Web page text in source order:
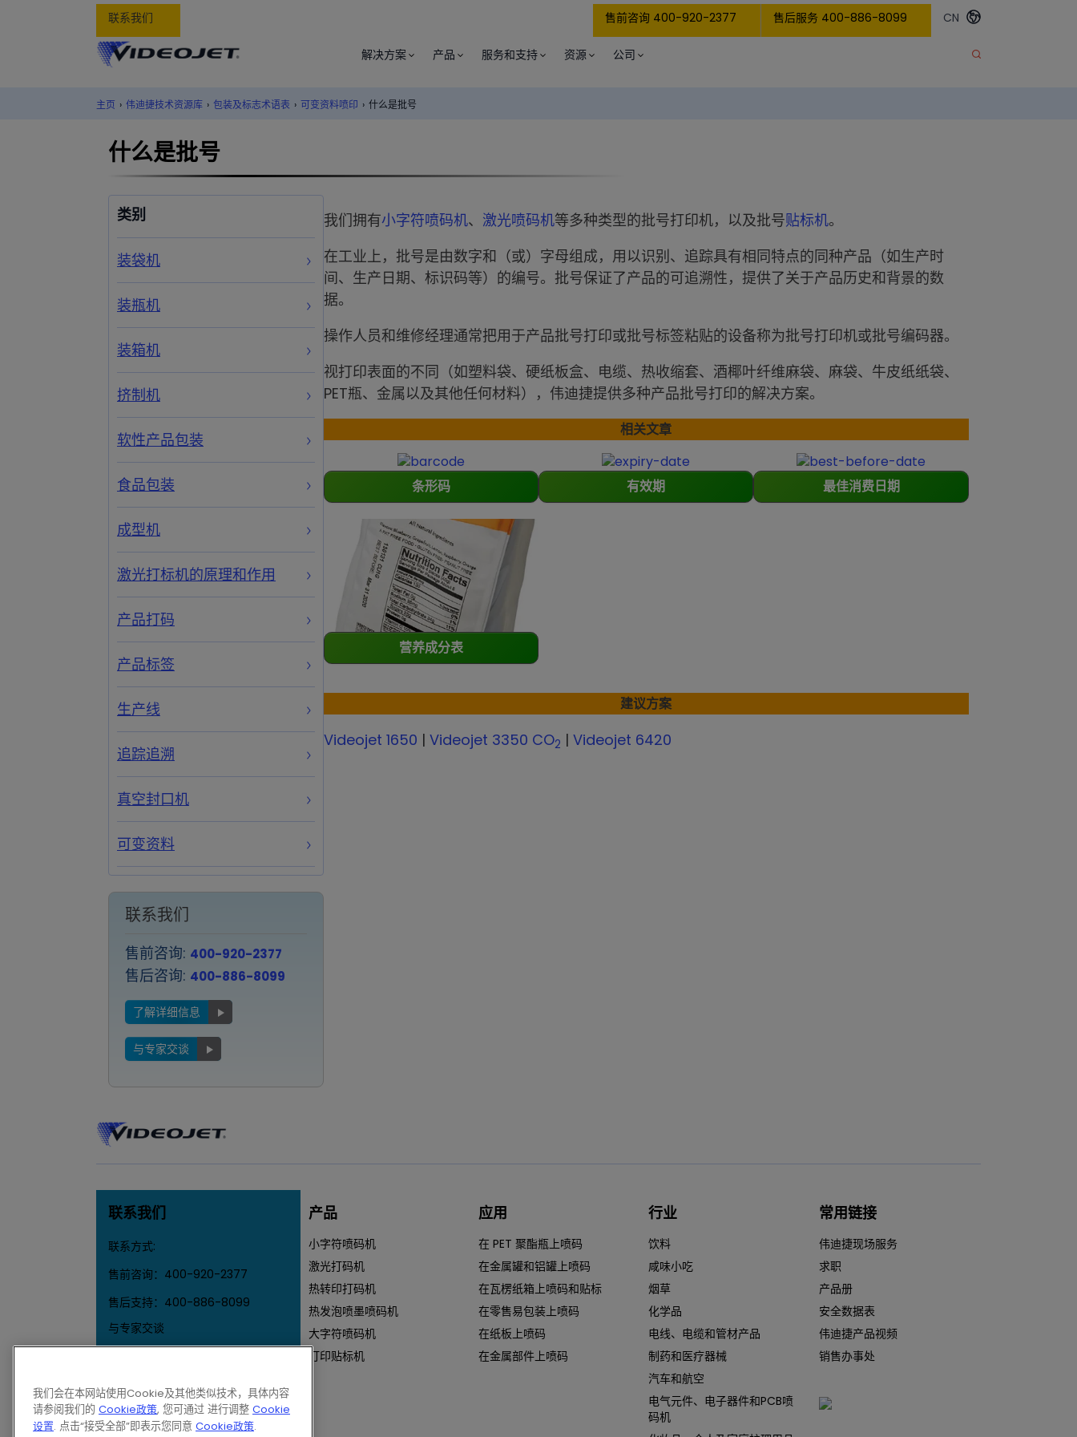
联系我们 售前咨询 400-920-2377 售后服务 400-886-8099 CN
解决方案 产品 服务和支持 资源 公司
主页 › 伟迪捷技术资源库 › 包装及标志术语表 › 可变资料喷印 › 什么是批号
什么是批号
类别
装袋机
装瓶机
装箱机
挤制机
软性产品包装
食品包装
成型机
激光打标机的原理和作用
产品打码
产品标签
生产线
追踪追溯
真空封口机
可变资料
联系我们
售前咨询: 400-920-2377
售后咨询: 400-886-8099
了解详细信息
与专家交谈
我们拥有小字符喷码机、 激光喷码机等多种类型的批号打印机，以及批号贴标机。
在工业上，批号是由数字和（或）字母组成，用以识别、追踪具有相同特点的同种产品（如生产时
间、生产日期、标识码等）的编号。批号保证了产品的可追溯性，提供了关于产品历史和背景的数
据。
操作人员和维修经理通常把用于产品批号打印或批号标签粘贴的设备称为批号打印机或批号编码器。
视打印表面的不同（如塑料袋、硬纸板盒、电缆、热收缩套、酒椰叶纤维麻袋、麻袋、牛皮纸纸袋、
PET瓶、金属以及其他任何材料），伟迪捷提供多种产品批号打印的解决方案。
相关文章
条形码 有效期 最佳消费日期
营养成分表
建议方案
Videojet 1650 | Videojet 3350 CO2 | Videojet 6420
联系我们
联系方式:
售前咨询： 400-920-2377
售后支持： 400-886-8099
与专家交谈
Email伟迪捷
产品
小字符喷码机
激光打码机
热转印打码机
热发泡喷墨喷码机
大字符喷码机
打印贴标机
应用
在 PET 聚酯瓶上喷码
在金属罐和铝罐上喷码
在瓦楞纸箱上喷码和贴标
在零售易包装上喷码
在纸板上喷码
在金属部件上喷码
行业
饮料
咸味小吃
烟草
化学品
电线、电缆和管材产品
制药和医疗器械
汽车和航空
电气元件、电子器件和PCB喷
码机
常用链接
伟迪捷现场服务
求职
产品册
安全数据表
伟迪捷产品视频
销售办事处
我们会在本网站使用Cookie及其他类似技术，具体内容
请参阅我们的 Cookie政策, 您可通过 进行调整 Cookie
设置. 点击“接受全部”即表示您同意 Cookie政策.